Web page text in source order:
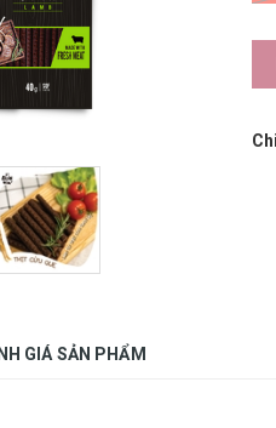
GIÁ SẢN PHẨM